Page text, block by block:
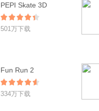
PEPI Skate 3D
501万下载
Fun Run 2
334万下载